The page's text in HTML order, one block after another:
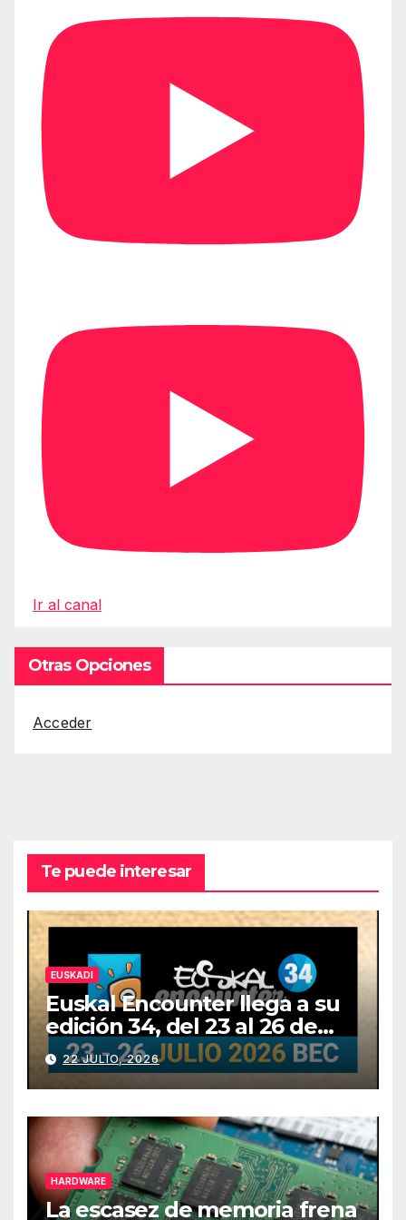
Ir al canal
Otras Opciones
Acceder
Te puede interesar
EUSKADI
Euskal Encounter llega a su
edición 34, del 23 al 26 de
julio
22 JULIO, 2026
HARDWARE
La escasez de memoria frena